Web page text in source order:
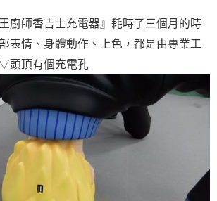
廚師香吉士充電器』耗時了三個月的時
表情、身體動作、上色，都是由專業工
頭頂有個充電孔